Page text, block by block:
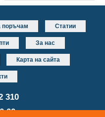
поръчам Статии
За нас
Карта на сайта
310
часа